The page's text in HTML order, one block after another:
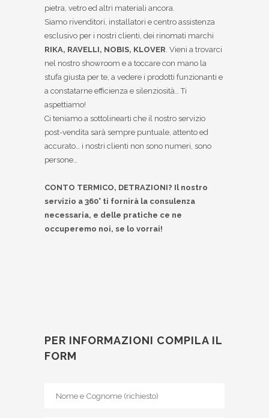
pietra, vetro ed altri materiali ancora.
Siamo rivenditori, installatori e centro assistenza
esclusivo per i nostri clienti, dei rinomati marchi
RIKA, RAVELLI, NOBIS, KLOVER. Vieni a trovarci
nel nostro showroom e a toccare con mano la
stufa giusta per te, a vedere i prodotti funzionanti e
a constatarne efficienza e silenziosità… Ti
aspettiamo!
Ci teniamo a sottolinearti che il nostro servizio
post-vendita sarà sempre puntuale, attento ed
accurato… i nostri clienti non sono numeri, sono
persone…
CONTO TERMICO, DETRAZIONI? Il nostro
servizio a 360° ti fornirà la consulenza
necessaria, e delle pratiche ce ne
occuperemo noi, se lo vorrai!
PER INFORMAZIONI COMPILA IL
FORM